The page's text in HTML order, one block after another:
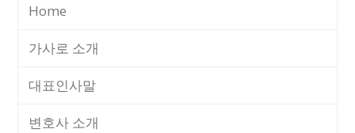
Home
가사로 소개
대표인사말
변호사 소개